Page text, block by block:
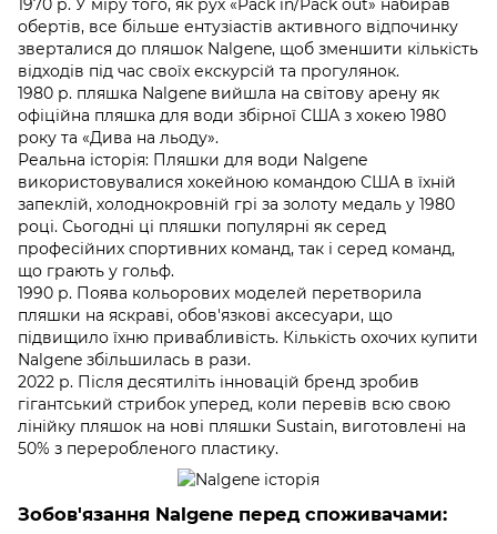
1970 р. У міру того, як рух «Pack in/Pack out» набирав
обертів, все більше ентузіастів активного відпочинку
зверталися до пляшок Nalgene, щоб зменшити кількість
відходів під час своїх екскурсій та прогулянок.
1980 р. пляшка Nalgene вийшла на світову арену як
офіційна пляшка для води збірної США з хокею 1980
року та «Дива на льоду».
Реальна історія: Пляшки для води Nalgene
використовувалися хокейною командою США в їхній
запеклій, холоднокровній грі за золоту медаль у 1980
році. Сьогодні ці пляшки популярні як серед
професійних спортивних команд, так і серед команд,
що грають у гольф.
1990 р. Поява кольорових моделей перетворила
пляшки на яскраві, обов'язкові аксесуари, що
підвищило їхню привабливість. Кількість охочих купити
Nalgene збільшилась в рази.
2022 р. Після десятиліть інновацій бренд зробив
гігантський стрибок уперед, коли перевів всю свою
лінійку пляшок на нові пляшки Sustain, виготовлені на
50% з переробленого пластику.
Зобов'язання Nalgene перед споживачами: